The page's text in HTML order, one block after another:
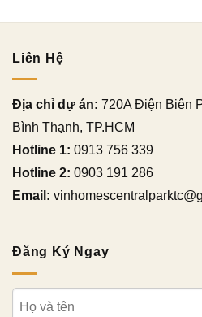
Liên Hệ
Địa chỉ dự án: 720A Điện Biên
Bình Thạnh, TP.HCM
Hotline 1: 0913 756 339
Hotline 2: 0903 191 286
Email:
Đăng Ký Ngay